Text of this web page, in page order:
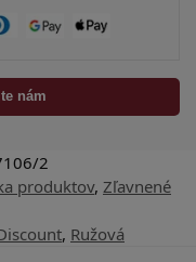
nám
2
produktov, Zľavnené
, Ružová